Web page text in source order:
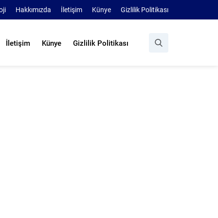
Hakkımızda İletişim Künye Gizlilik Politikası
İletişim Künye Gizlilik Politikası